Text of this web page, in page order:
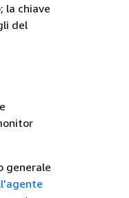
la chiave
del
generale